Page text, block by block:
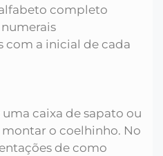
completo
numerais
com a inicial de cada
uma caixa de sapato ou
o coelhinho. No
de como